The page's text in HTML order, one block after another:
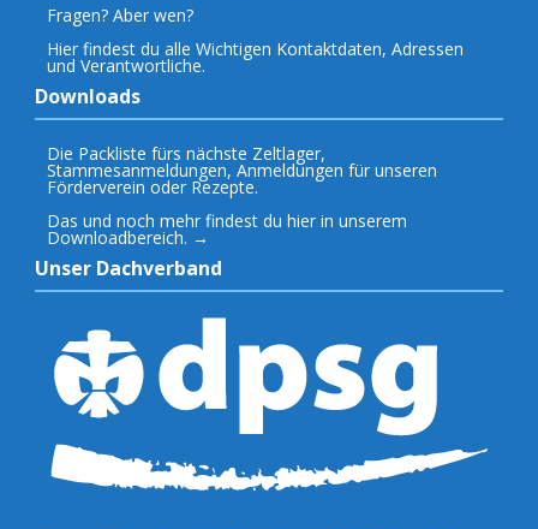
Fragen? Aber wen?
Hier findest du alle Wichtigen Kontaktdaten, Adressen
und Verantwortliche.
Downloads
Die Packliste fürs nächste Zeltlager,
Stammesanmeldungen, Anmeldungen für unseren
Förderverein oder Rezepte.
Das und noch mehr findest du hier in unserem
Downloadbereich. →
Unser Dachverband